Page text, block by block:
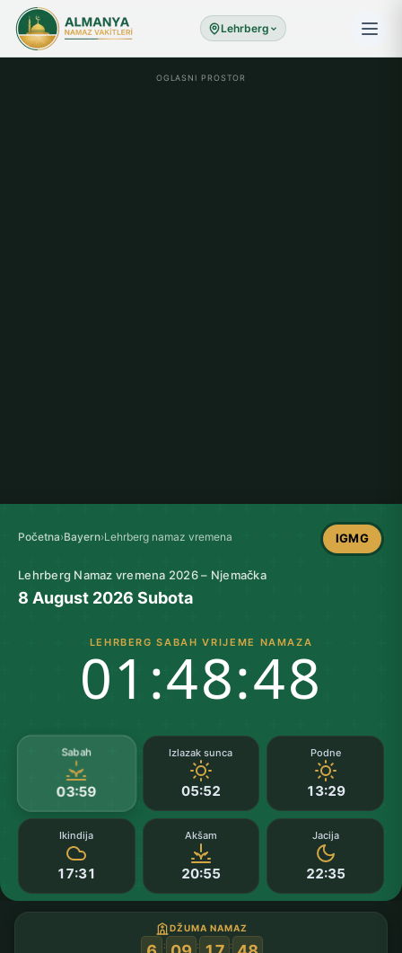
Lehrberg
OGLASNI PROSTOR
Početna›Bayern›Lehrberg namaz vremena IGMG
Lehrberg Namaz vremena 2026 – Njemačka
8 August 2026 Subota
LEHRBERG SABAH VRIJEME NAMAZA
01:48:48
Sabah
03:59
Izlazak sunca
05:52
Podne
13:29
Ikindija
17:31
Akšam
20:55
Jacija
22:35
DŽUMA NAMAZ
: : :